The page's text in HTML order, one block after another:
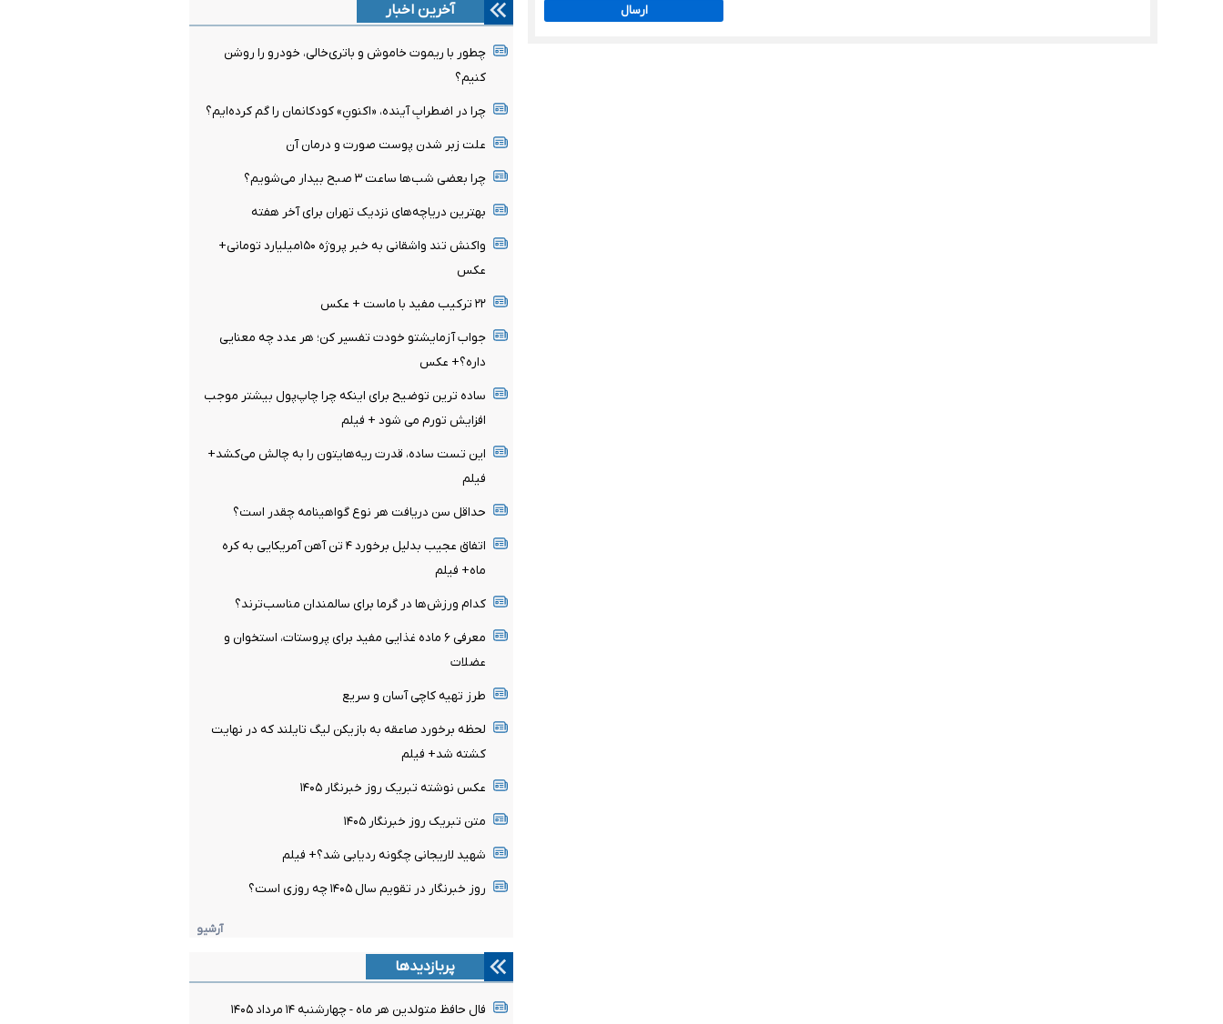
ارسال آخرین اخبار
چطور با ریموت خاموش و باتری‌خالی، خودرو را روشن
کنیم؟
چرا در اضطرابِ آینده، «اکنونِ» کودکانمان را گم کرده‌ایم؟
علت زبر شدن پوست صورت و درمان آن
چرا بعضی شب‌ها ساعت ۳ صبح بیدار می‌شویم؟
بهترین دریاچه‌های نزدیک تهران برای آخر هفته
واکنش تند واشقانی به خبر پروژه ۱۵۰میلیارد تومانی+
عکس
۲۲ ترکیب مفید با ماست + عکس
جواب آزمایشتو خودت تفسیر کن؛ هر عدد چه معنایی
داره؟+ عکس
ساده ترین توضیح برای اینکه چرا چاپ‌پول بیشتر موجب
افزایش تورم می شود + فیلم
این تست ساده، قدرت ریه‌هایتون را به چالش می‌کشد+
فیلم
حداقل سن دریافت هر نوع گواهینامه چقدر است؟
اتفاق عجیب بدلیل برخورد ۴ تن آهن آمریکایی به کره
ماه+ فیلم
کدام ورزش‌ها در گرما برای سالمندان مناسب‌ترند؟
معرفی ۶ ماده غذایی مفید برای پروستات، استخوان و
عضلات
طرز تهیه کاچی آسان و سریع
لحظه برخورد صاعقه به بازیکن لیگ تایلند که در نهایت
کشته شد+ فیلم
عکس نوشته تبریک روز خبرنگار ۱۴۰۵
متن تبریک روز خبرنگار ۱۴۰۵
شهید لاریجانی چگونه ردیابی شد؟+ فیلم
روز خبرنگار در تقویم سال ۱۴۰۵ چه روزی است؟
آرشیو
پربازدیدها
فال حافظ متولدین هر ماه - چهارشنبه ۱۴ مرداد ۱۴۰۵